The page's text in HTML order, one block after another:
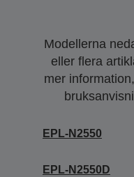
Modellerna
eller flera
mer
EPL-N2550
EPL-N2550D